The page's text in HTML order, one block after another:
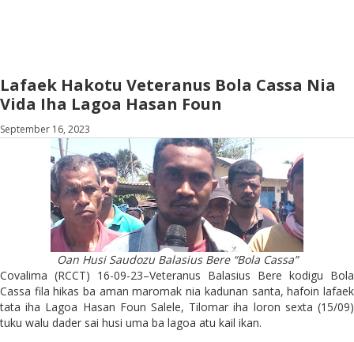
Lafaek Hakotu Veteranus Bola Cassa Nia
Vida Iha Lagoa Hasan Foun
September 16, 2023
Oan Husi Saudozu Balasius Bere “Bola Cassa”
Covalima (RCCT) 16-09-23–Veteranus Balasius Bere kodigu Bola
Cassa fila hikas ba aman maromak nia kadunan santa, hafoin lafaek
tata iha Lagoa Hasan Foun Salele, Tilomar iha loron sexta (15/09)
tuku walu dader sai husi uma ba lagoa atu kail ikan.